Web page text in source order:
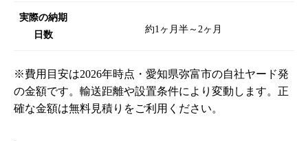
実際の納期
日数
約1ヶ月半～2ヶ月
※費用目安は2026年時点・愛知県弥富市の自社ヤード発
の金額です。輸送距離や設置条件により変動します。正
確な金額は無料見積りをご利用ください。